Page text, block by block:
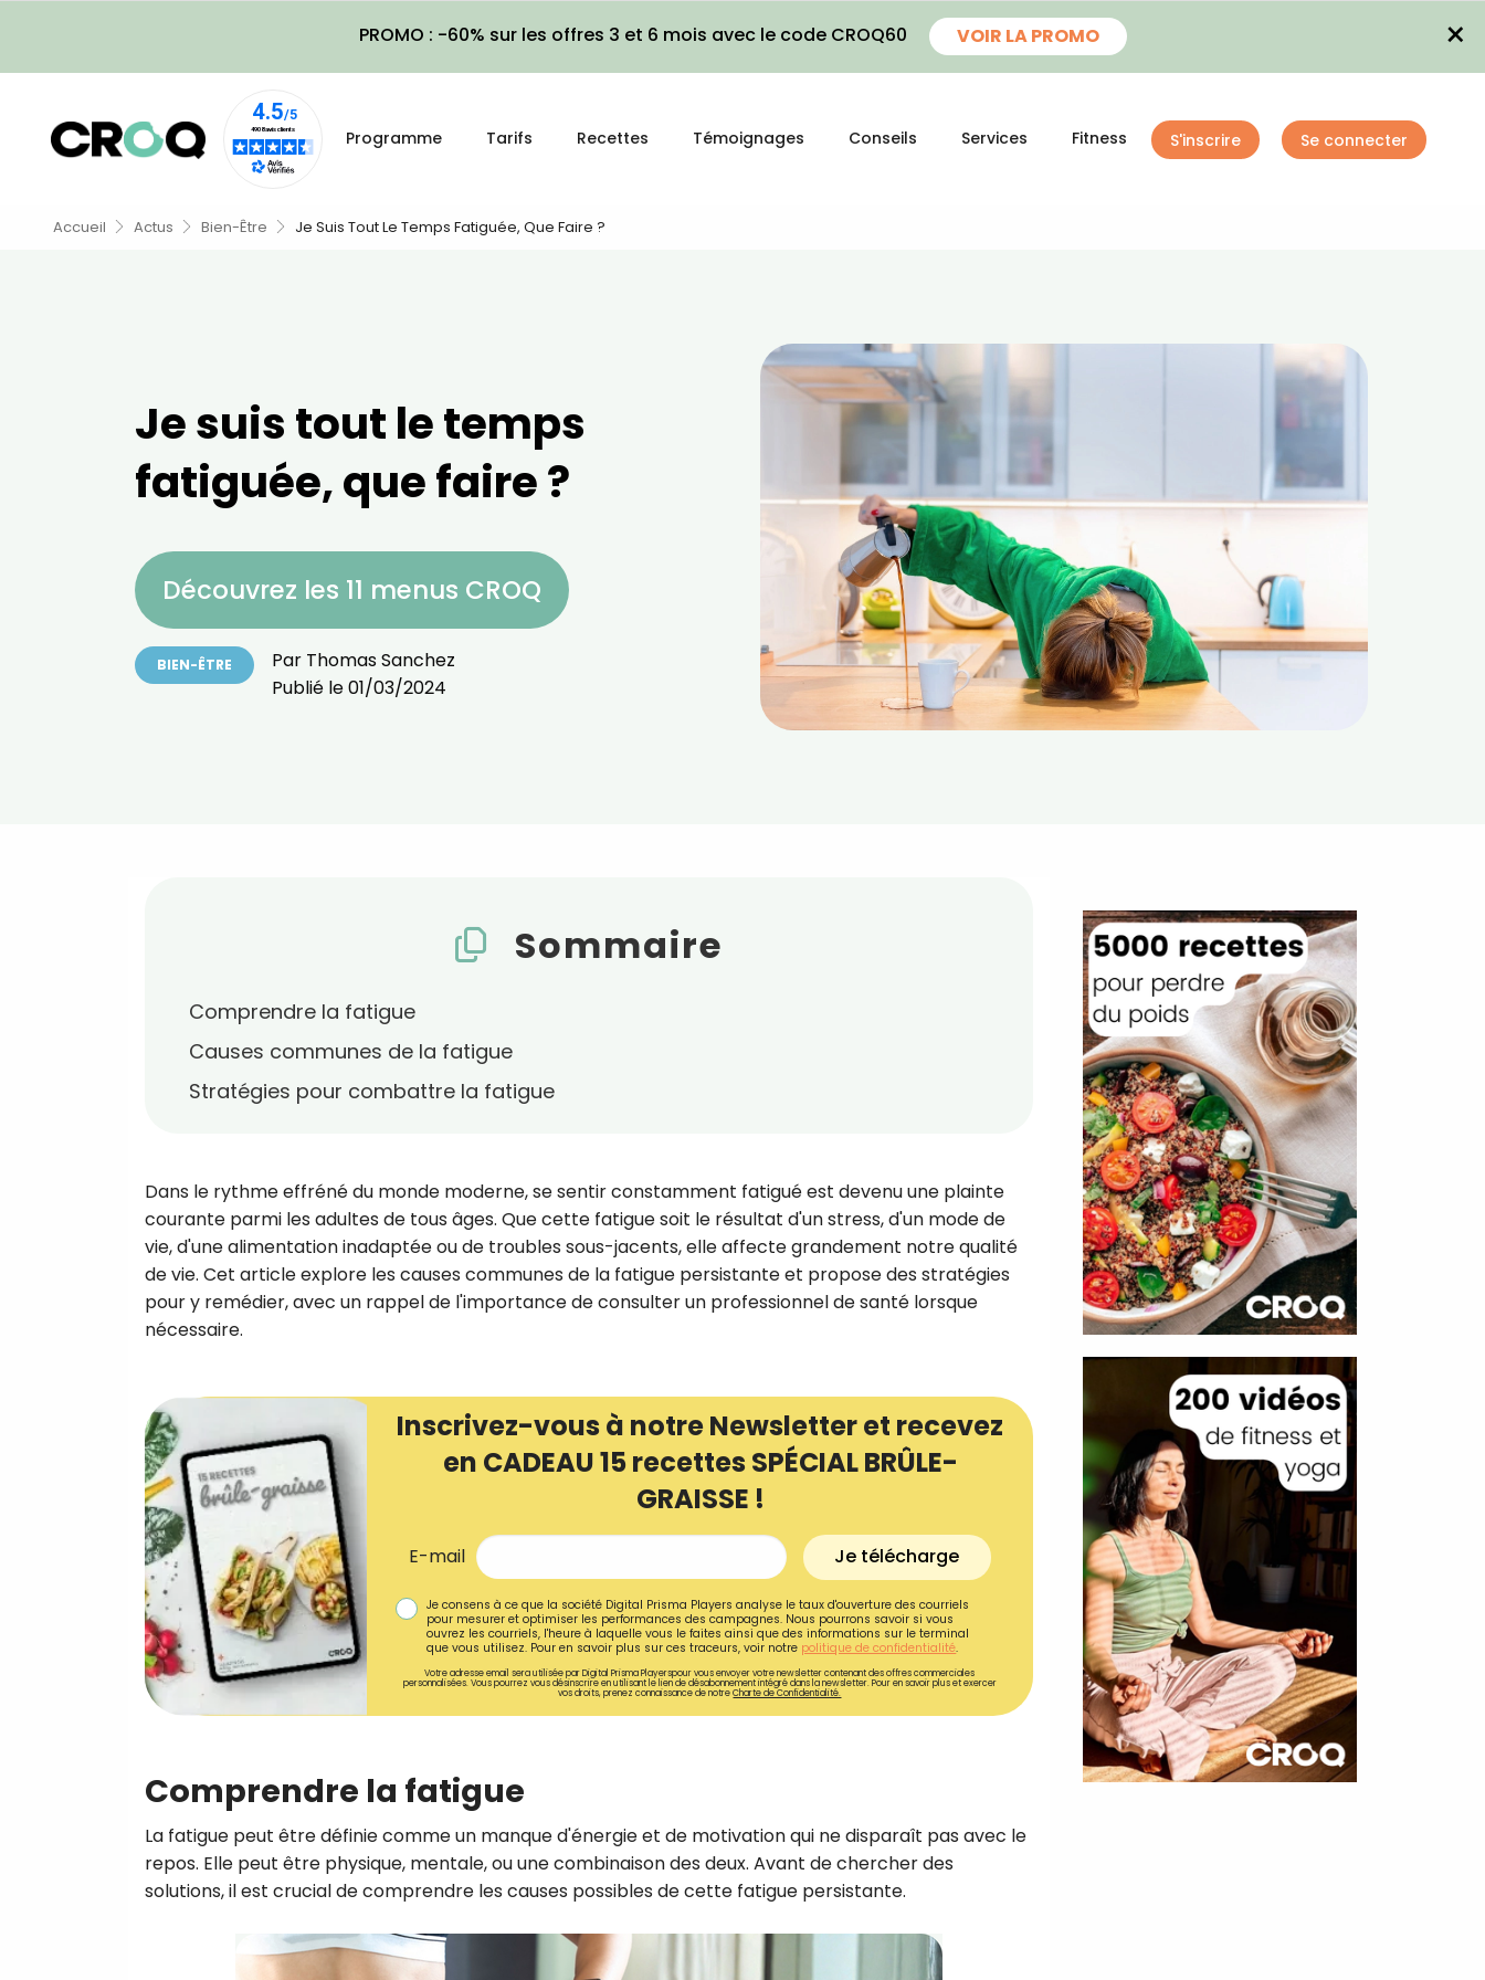
PROMO : -60% sur les offres 3 et 6 mois avec le code CROQ60 VOIR LA PROMO ×
Programme Tarifs Recettes Témoignages Conseils Services Fitness S'inscrire Se connecter
Accueil Actus Bien-Être Je Suis Tout Le Temps Fatiguée, Que Faire ?
Je suis tout le temps
fatiguée, que faire ?
Découvrez les 11 menus CROQ
BIEN-ÊTRE Par Thomas Sanchez
Publié le01/03/2024
Sommaire
Comprendre la fatigue
Causes communes de la fatigue
Stratégies pour combattre la fatigue
Dans le rythme effréné du monde moderne, se sentir constamment fatigué est devenu une plainte
courante parmi les adultes de tous âges. Que cette fatigue soit le résultat d'un stress, d'un mode de
vie, d'une alimentation inadaptée ou de troubles sous-jacents, elle affecte grandement notre qualité
de vie. Cet article explore les causes communes de la fatigue persistante et propose des stratégies
pour y remédier, avec un rappel de l'importance de consulter un professionnel de santé lorsque
nécessaire.
Inscrivez-vous à notre Newsletter et recevez
en CADEAU 15 recettes SPÉCIAL BRÛLE-
GRAISSE !
E-mail Je télécharge
Je consens à ce que la société Digital Prisma Players analyse le taux d'ouverture des courriels
pour mesurer et optimiser les performances des campagnes. Nous pourrons savoir si vous
ouvrez les courriels, l'heure à laquelle vous le faites ainsi que des informations sur le terminal
que vous utilisez. Pour en savoir plus sur ces traceurs, voir notre politique de confidentialité.
Votre adresse email sera utilisée par Digital Prisma Playerspour vous envoyer votre newsletter contenant des offres commerciales
personnalisées. Vous pourrez vous désinscrire en utilisant le lien de désabonnement intégré dans la newsletter. Pour en savoir plus et exercer
vos droits, prenez connaissance de notreCharte de Confidentialité.
Comprendre la fatigue
La fatigue peut être définie comme un manque d'énergie et de motivation qui ne disparaît pas avec le
repos. Elle peut être physique, mentale, ou une combinaison des deux. Avant de chercher des
solutions, il est crucial de comprendre les causes possibles de cette fatigue persistante.
Recevez gratuitement 180
recettes inédites de CROQ
!
Ainsi que la newsletter promotionnelle de